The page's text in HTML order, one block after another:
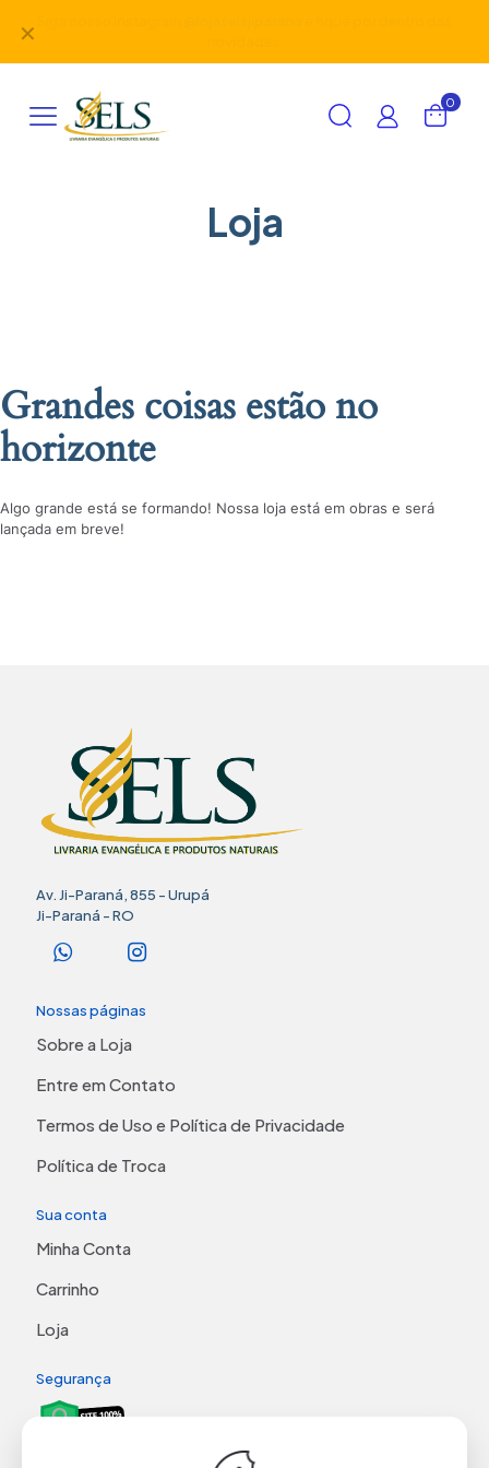
✕
0
Loja
Grandes coisas estão no
horizonte
Algo grande está se formando! Nossa loja está em obras e será
lançada em breve!
Av. Ji-Paraná, 855 - Urupá
Ji-Paraná - RO
Nossas páginas
Sobre a Loja
Entre em Contato
Termos de Uso e Política de Privacidade
Política de Troca
Sua conta
Minha Conta
Carrinho
Loja
Segurança